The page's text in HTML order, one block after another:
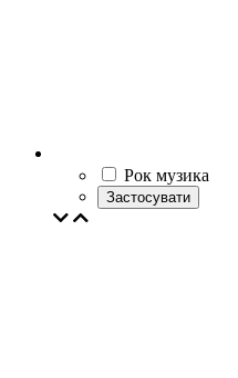
Рок музика
Застосувати